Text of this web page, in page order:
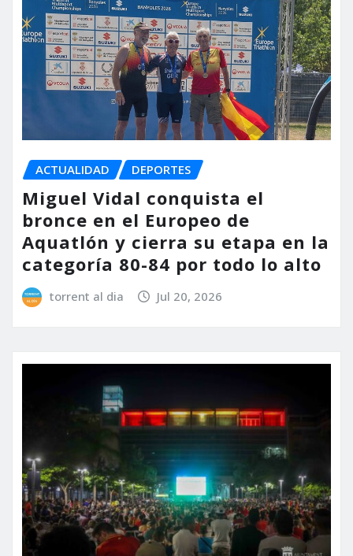
ACTUALIDAD DEPORTES
Miguel Vidal conquista el
bronce en el Europeo de
Aquatlón y cierra su etapa en la
categoría 80-84 por todo lo alto
torrent al dia Jul 20, 2026